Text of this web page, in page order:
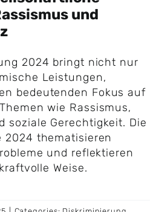
und
2024 bringt nicht nur
Leistungen,
bedeutenden Fokus auf
wie Rassismus,
soziale Gerechtigkeit. Die
2024 thematisieren
und reflektieren
Weise.